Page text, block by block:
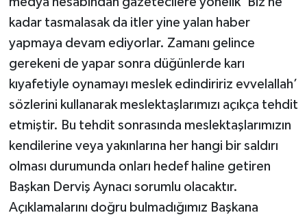
kadar tasmalasak da itler yine yalan haber
yapmaya devam ediyorlar. Zamanı gelince
gerekeni de yapar sonra düğünlerde karı
kıyafetiyle oynamayı meslek edindiririz evvelallah’
sözlerini kullanarak meslektaşlarımızı açıkça tehdit
etmiştir. Bu tehdit sonrasında meslektaşlarımızın
kendilerine veya yakınlarına her hangi bir saldırı
olması durumunda onları hedef haline getiren
Başkan Derviş Aynacı sorumlu olacaktır.
Açıklamalarını doğru bulmadığımız Başkana